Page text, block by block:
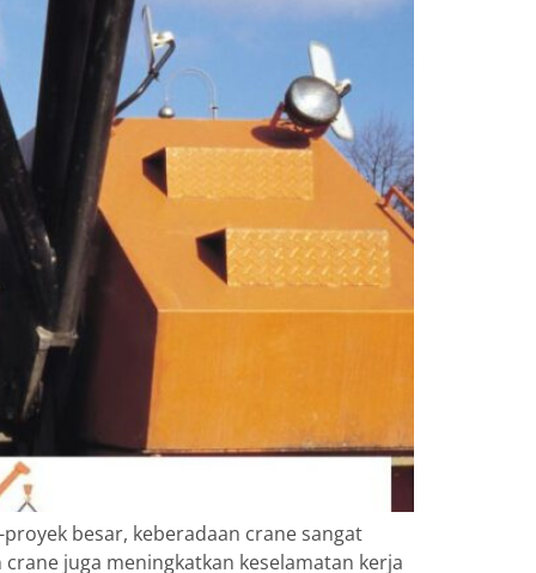
besar, keberadaan crane sangat
juga meningkatkan keselamatan kerja